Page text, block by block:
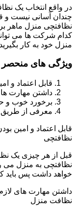
در واقع انتخاب یک
چندان آسانی نیست و
نظافتچی منزل ماهر
کدام شرکت ها می
منزل خود به کار
ویژگی های منحصر
قابل اعتماد و
داشتن مهارت
برخورد خوب و
معرفی از
قابل اعتماد و امین
نظافتچی
قبل از هر چیزی یک
نظافتچی به منزل می
خواهد داشت پس باید
داشتن مهارت های
نظافت منزل